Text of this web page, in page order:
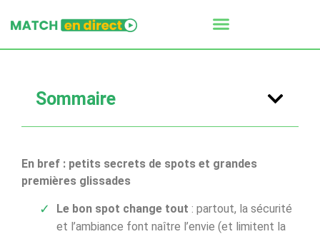
Sommaire
En bref : petits secrets de spots et grandes
premières glissades
Le bon spot change tout : partout, la sécurité
et l’ambiance font naître l’envie (et limitent la